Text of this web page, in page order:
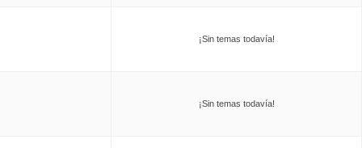
¡Sin temas todavía!
¡Sin temas todavía!